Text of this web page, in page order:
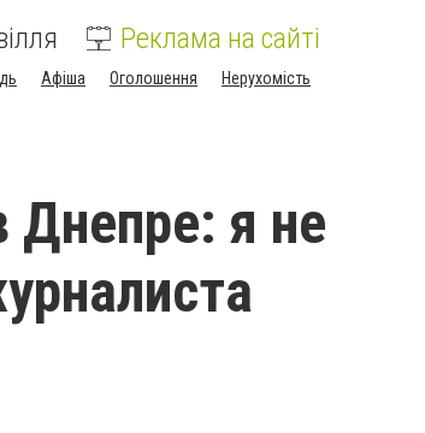
Реклама на сайті
Афіша Оголошення Нерухомість
я не